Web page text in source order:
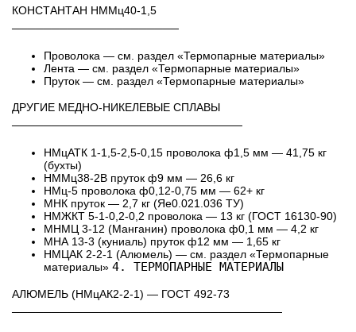
КОНСТАНТАН НММц40-1,5
─────────────────────
Проволока — см. раздел «Термопарные материалы»
Лента — см. раздел «Термопарные материалы»
Пруток — см. раздел «Термопарные материалы»
ДРУГИЕ МЕДНО-НИКЕЛЕВЫЕ СПЛАВЫ
─────────────────────────────
НМцАТК 1-1,5-2,5-0,15 проволока ф1,5 мм — 41,75 кг
(бухты)
НММц38-2В пруток ф9 мм — 26,6 кг
НМц-5 проволока ф0,12-0,75 мм — 62+ кг
МНК пруток — 2,7 кг (Яе0.021.036 ТУ)
НМЖКТ 5-1-0,2-0,2 проволока — 13 кг (ГОСТ 16130-90)
МНМЦ 3-12 (Манганин) проволока ф0,1 мм — 4,2 кг
МНА 13-3 (куниаль) пруток ф12 мм — 1,65 кг
НМЦАК 2-2-1 (Алюмель) — см. раздел «Термопарные
материалы» 4. ТЕРМОПАРНЫЕ МАТЕРИАЛЫ
АЛЮМЕЛЬ (НМцАК2-2-1) — ГОСТ 492-73
──────────────────────────────────